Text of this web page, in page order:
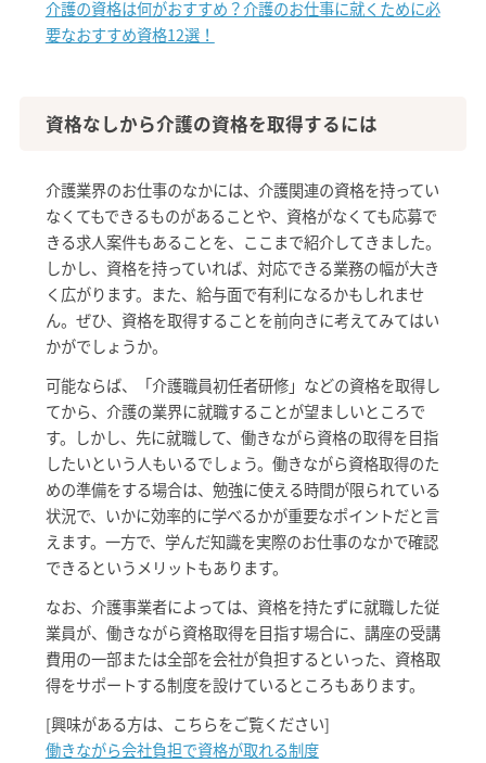
介護の資格は何がおすすめ？介護のお仕事に就くために必
要なおすすめ資格12選！
資格なしから介護の資格を取得するには
介護業界のお仕事のなかには、介護関連の資格を持ってい
なくてもできるものがあることや、資格がなくても応募で
きる求人案件もあることを、ここまで紹介してきました。
しかし、資格を持っていれば、対応できる業務の幅が大き
く広がります。また、給与面で有利になるかもしれませ
ん。ぜひ、資格を取得することを前向きに考えてみてはい
かがでしょうか。
可能ならば、「介護職員初任者研修」などの資格を取得し
てから、介護の業界に就職することが望ましいところで
す。しかし、先に就職して、働きながら資格の取得を目指
したいという人もいるでしょう。働きながら資格取得のた
めの準備をする場合は、勉強に使える時間が限られている
状況で、いかに効率的に学べるかが重要なポイントだと言
えます。一方で、学んだ知識を実際のお仕事のなかで確認
できるというメリットもあります。
なお、介護事業者によっては、資格を持たずに就職した従
業員が、働きながら資格取得を目指す場合に、講座の受講
費用の一部または全部を会社が負担するといった、資格取
得をサポートする制度を設けているところもあります。
[興味がある方は、こちらをご覧ください]
働きながら会社負担で資格が取れる制度